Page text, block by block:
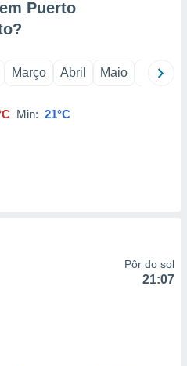
Puerto
?
Março Abril Maio Junho
Min: 21°C
Pôr do sol
21:07